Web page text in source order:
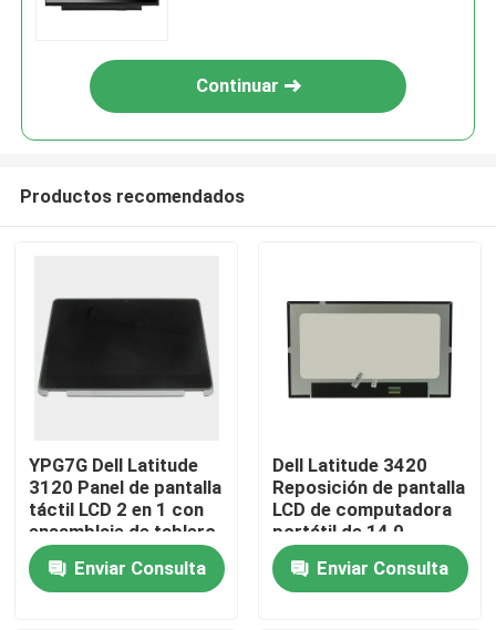
Continuar
Productos recomendados
YPG7G Dell Latitude
3120 Panel de pantalla
táctil LCD 2 en 1 con
ensamblaje de tablero
de bisel
Enviar Consulta
Dell Latitude 3420
Reposición de pantalla
LCD de computadora
portátil de 14,0
pulgadas Panel mate
FHD 9X60CEnviar Consulta